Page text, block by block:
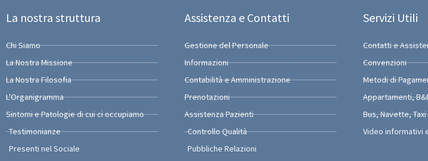
La nostra struttura
Chi Siamo
La Nostra Missione
La Nostra Filosofia
L'Organigramma
Sintomi e Patologie di cui ci occupiamo
Testimonianze
Presenti nel Sociale
Assistenza e Contatti
Gestione del Personale
Informazioni
Contabilità e Amministrazione
Prenotazioni
Assistenza Pazienti
Controllo Qualità
Pubbliche Relazioni
Servizi Utili
Contatti e
Convenzioni
Metodi di
Appartamenti,
Bus, Navette,
Video informativi